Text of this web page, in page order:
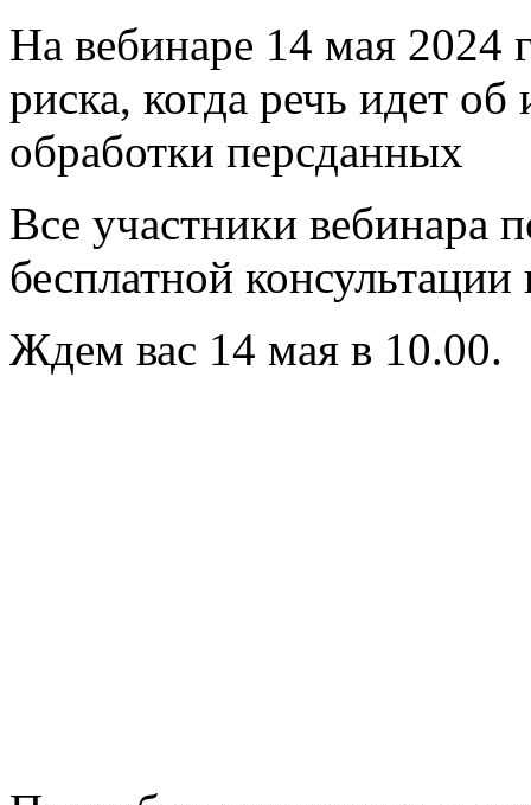
На вебинаре 14 мая 2024
риска, когда речь идет
обработки персданных
Все участники вебинара
бесплатной консультации
Ждем вас 14 мая в 10.00.